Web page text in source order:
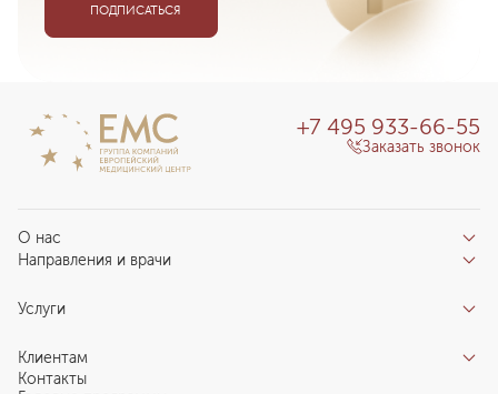
ПОДПИСАТЬСЯ
О нас
Отзывы пациентов
О клинике
Новости
Специалистам
Направления и врачи
Центры компетенций
Услуги
Индивидуальный план здоровья
Клиентам
Запись на прием
Контакты
+7 495 933-66-55
Заказать звонок